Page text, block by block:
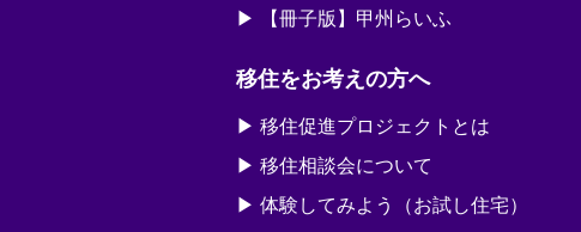
【冊子版】甲州らいふ
移住をお考えの方へ
移住促進プロジェクトとは
移住相談会について
体験してみよう（お試し住宅）